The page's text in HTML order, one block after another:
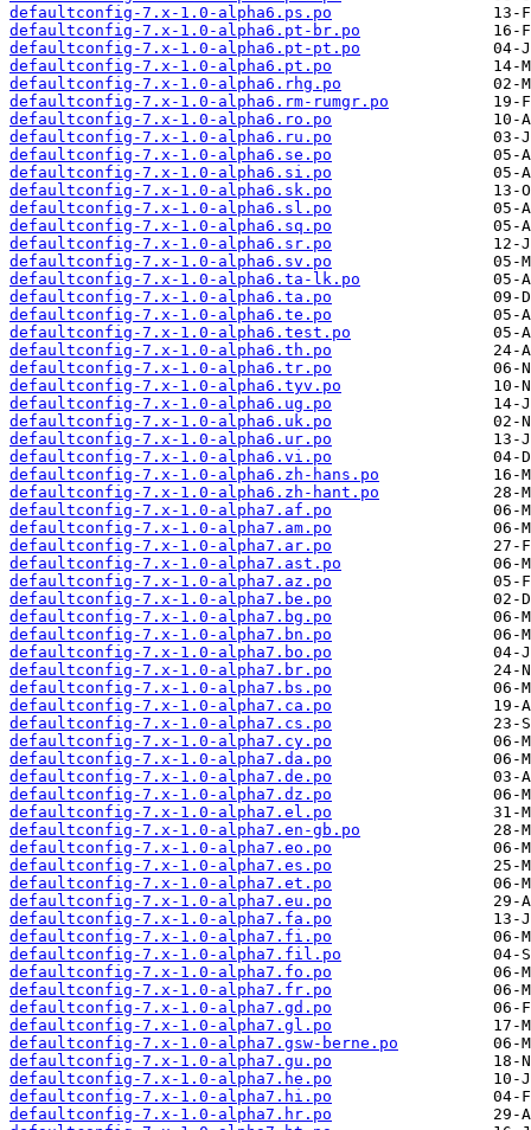
defaultconfig-7.x-1.0-alpha6.ps.po
defaultconfig-7.x-1.0-alpha6.pt-br.po
defaultconfig-7.x-1.0-alpha6.pt-pt.po
defaultconfig-7.x-1.0-alpha6.pt.po
defaultconfig-7.x-1.0-alpha6.rhg.po
defaultconfig-7.x-1.0-alpha6.rm-rumgr.po
defaultconfig-7.x-1.0-alpha6.ro.po
defaultconfig-7.x-1.0-alpha6.ru.po
defaultconfig-7.x-1.0-alpha6.se.po
defaultconfig-7.x-1.0-alpha6.si.po
defaultconfig-7.x-1.0-alpha6.sk.po
defaultconfig-7.x-1.0-alpha6.sl.po
defaultconfig-7.x-1.0-alpha6.sq.po
defaultconfig-7.x-1.0-alpha6.sr.po
defaultconfig-7.x-1.0-alpha6.sv.po
defaultconfig-7.x-1.0-alpha6.ta-lk.po
defaultconfig-7.x-1.0-alpha6.ta.po
defaultconfig-7.x-1.0-alpha6.te.po
defaultconfig-7.x-1.0-alpha6.test.po
defaultconfig-7.x-1.0-alpha6.th.po
defaultconfig-7.x-1.0-alpha6.tr.po
defaultconfig-7.x-1.0-alpha6.tyv.po
defaultconfig-7.x-1.0-alpha6.ug.po
defaultconfig-7.x-1.0-alpha6.uk.po
defaultconfig-7.x-1.0-alpha6.ur.po
defaultconfig-7.x-1.0-alpha6.vi.po
defaultconfig-7.x-1.0-alpha6.zh-hans.po
defaultconfig-7.x-1.0-alpha6.zh-hant.po
defaultconfig-7.x-1.0-alpha7.af.po
defaultconfig-7.x-1.0-alpha7.am.po
defaultconfig-7.x-1.0-alpha7.ar.po
defaultconfig-7.x-1.0-alpha7.ast.po
defaultconfig-7.x-1.0-alpha7.az.po
defaultconfig-7.x-1.0-alpha7.be.po
defaultconfig-7.x-1.0-alpha7.bg.po
defaultconfig-7.x-1.0-alpha7.bn.po
defaultconfig-7.x-1.0-alpha7.bo.po
defaultconfig-7.x-1.0-alpha7.br.po
defaultconfig-7.x-1.0-alpha7.bs.po
defaultconfig-7.x-1.0-alpha7.ca.po
defaultconfig-7.x-1.0-alpha7.cs.po
defaultconfig-7.x-1.0-alpha7.cy.po
defaultconfig-7.x-1.0-alpha7.da.po
defaultconfig-7.x-1.0-alpha7.de.po
defaultconfig-7.x-1.0-alpha7.dz.po
defaultconfig-7.x-1.0-alpha7.el.po
defaultconfig-7.x-1.0-alpha7.en-gb.po
defaultconfig-7.x-1.0-alpha7.eo.po
defaultconfig-7.x-1.0-alpha7.es.po
defaultconfig-7.x-1.0-alpha7.et.po
defaultconfig-7.x-1.0-alpha7.eu.po
defaultconfig-7.x-1.0-alpha7.fa.po
defaultconfig-7.x-1.0-alpha7.fi.po
defaultconfig-7.x-1.0-alpha7.fil.po
defaultconfig-7.x-1.0-alpha7.fo.po
defaultconfig-7.x-1.0-alpha7.fr.po
defaultconfig-7.x-1.0-alpha7.gd.po
defaultconfig-7.x-1.0-alpha7.gl.po
defaultconfig-7.x-1.0-alpha7.gsw-berne.po
defaultconfig-7.x-1.0-alpha7.gu.po
defaultconfig-7.x-1.0-alpha7.he.po
defaultconfig-7.x-1.0-alpha7.hi.po
defaultconfig-7.x-1.0-alpha7.hr.po